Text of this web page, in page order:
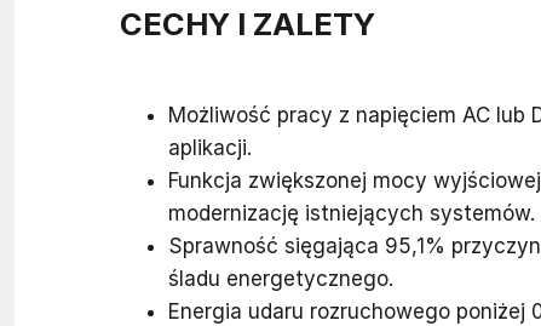
CECHY I ZALETY
Możliwość pracy z napięciem AC lub
aplikacji.
Funkcja zwiększonej mocy
modernizację istniejących systemów.
Sprawność sięgająca 95,1%
śladu energetycznego.
Energia udaru rozruchowego poniżej